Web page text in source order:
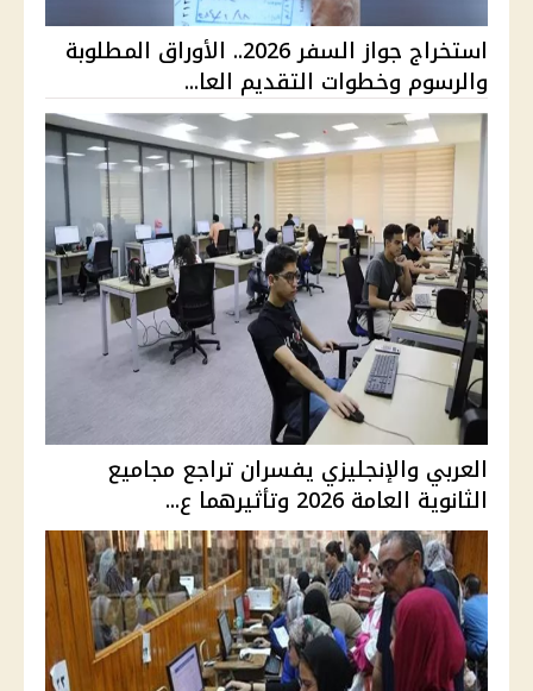
استخراج جواز السفر 2026.. الأوراق المطلوبة
والرسوم وخطوات التقديم العا...
العربي والإنجليزي يفسران تراجع مجاميع
الثانوية العامة 2026 وتأثيرهما ع...